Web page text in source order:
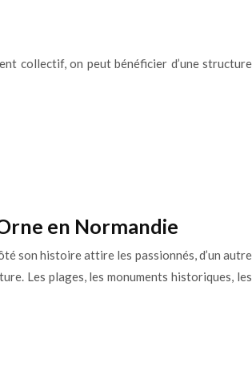
collectif, on peut bénéficier d’une structure
en Normandie
son histoire attire les passionnés, d’un autre
Les plages, les monuments historiques, les